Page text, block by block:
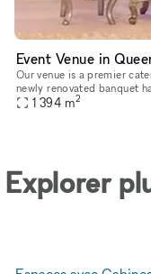
Event Venue in
Our venue is a premier
newly renovated banquet
1 394 m2
Explorer